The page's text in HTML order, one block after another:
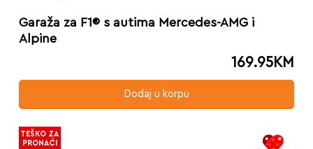
Garaža za F1® s autima Mercedes-AMG i
Alpine
169.95KM
Dodaj u korpu
TEŠKO ZA
PRONAĆI